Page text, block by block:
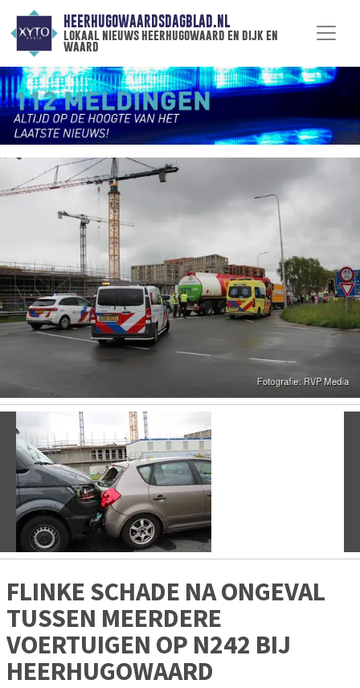
HEERHUGOWAARDSDAGBLAD.NL
lokaal nieuws heerhugowaard en dijk en
waard
Vorige
FLINKE SCHADE NA ONGEVAL
TUSSEN MEERDERE
VOERTUIGEN OP N242 BIJ
HEERHUGOWAARD